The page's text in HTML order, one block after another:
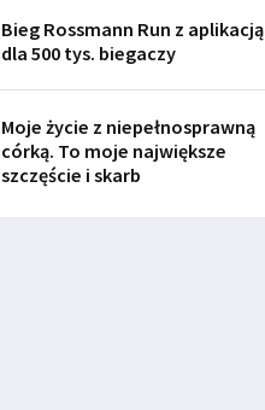
Bieg Rossmann Run z aplikacją
dla 500 tys. biegaczy
Moje życie z niepełnosprawną
córką. To moje największe
szczęście i skarb